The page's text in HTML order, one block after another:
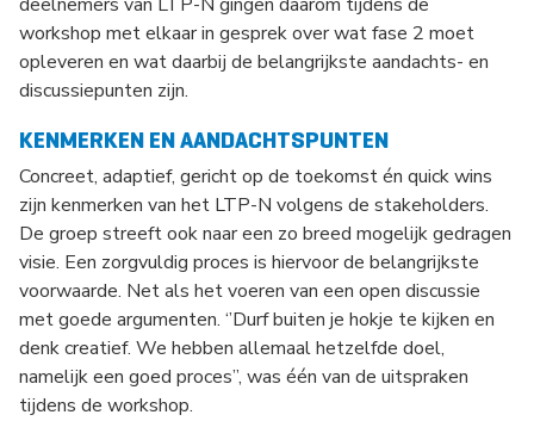
workshop met elkaar in gesprek over wat fase 2 moet
opleveren en wat daarbij de belangrijkste aandachts- en
discussiepunten zijn.
KENMERKEN EN AANDACHTSPUNTEN
Concreet, adaptief, gericht op de toekomst én quick wins
zijn kenmerken van het LTP-N volgens de stakeholders.
De groep streeft ook naar een zo breed mogelijk gedragen
visie. Een zorgvuldig proces is hiervoor de belangrijkste
voorwaarde. Net als het voeren van een open discussie
met goede argumenten. ‘’Durf buiten je hokje te kijken en
denk creatief. We hebben allemaal hetzelfde doel,
namelijk een goed proces’’, was één van de uitspraken
tijdens de workshop.